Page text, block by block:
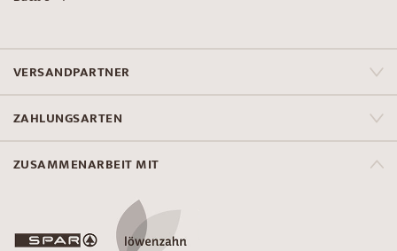
VERSANDPARTNER
ZAHLUNGSARTEN
ZUSAMMENARBEIT MIT